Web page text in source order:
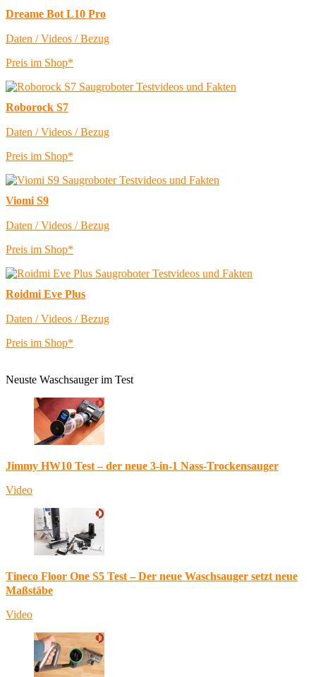
Dreame Bot L10 Pro
Daten / Videos / Bezug
Preis im Shop*
Roborock S7
Daten / Videos / Bezug
Preis im Shop*
Viomi S9
Daten / Videos / Bezug
Preis im Shop*
Roidmi Eve Plus
Daten / Videos / Bezug
Preis im Shop*
Neuste Waschsauger im Test
Jimmy HW10 Test – der neue 3-in-1 Nass-Trockensauger
Video
Tineco Floor One S5 Test – Der neue Waschsauger setzt neue
Maßstäbe
Video